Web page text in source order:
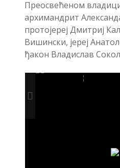
Преосвећеном
архимандрит
протојереј Дмитриј
Вишински, јереј
ђакон Владислав